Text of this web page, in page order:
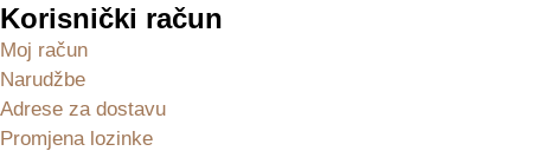
Korisnički račun
Moj račun
Narudžbe
Adrese za dostavu
Promjena lozinke